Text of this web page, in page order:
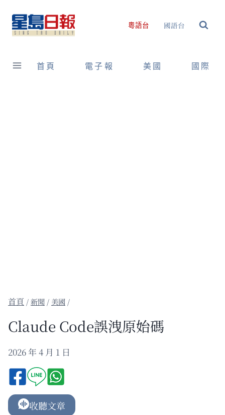
content
粵語台 國語台
首頁 電子報 美國 國際
/新聞 / 美國 /
Claude Code誤洩原始碼
2026 年 4 月 1 日
收聽文章